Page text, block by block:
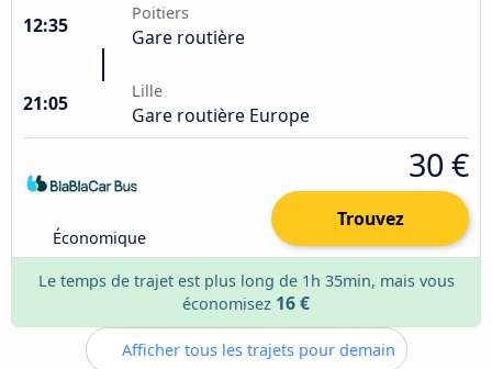
12:35
Poitiers
Gare routière
21:05
Lille
Gare routière Europe
Économique
30 €
Trouvez
Le temps de trajet est plus long de 1h 35min, mais vous
économisez 16 €
Afficher tous les trajets pour demain